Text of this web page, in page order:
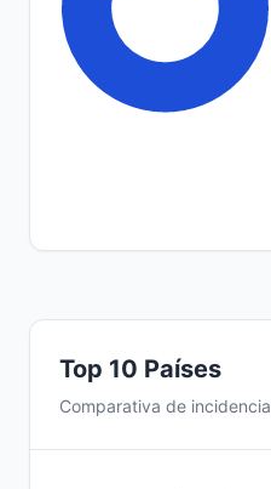
Top 10 Países
Comparativa de incidencia